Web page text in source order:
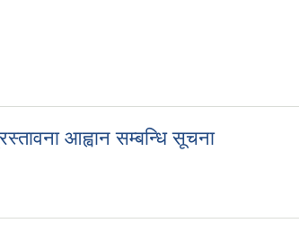
आह्वान सम्बन्धि सूचना